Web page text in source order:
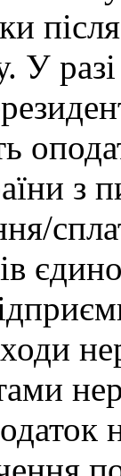
У
з